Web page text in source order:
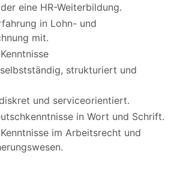
eine HR-Weiterbildung.
in Lohn- und
mit.
strukturiert und
und serviceorientiert.
in Wort und Schrift.
im Arbeitsrecht und